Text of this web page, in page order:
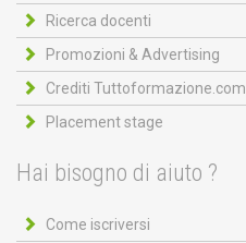
Ricerca docenti
Promozioni & Advertising
Crediti Tuttoformazione.com
Placement stage
Hai bisogno di aiuto ?
Come iscriversi